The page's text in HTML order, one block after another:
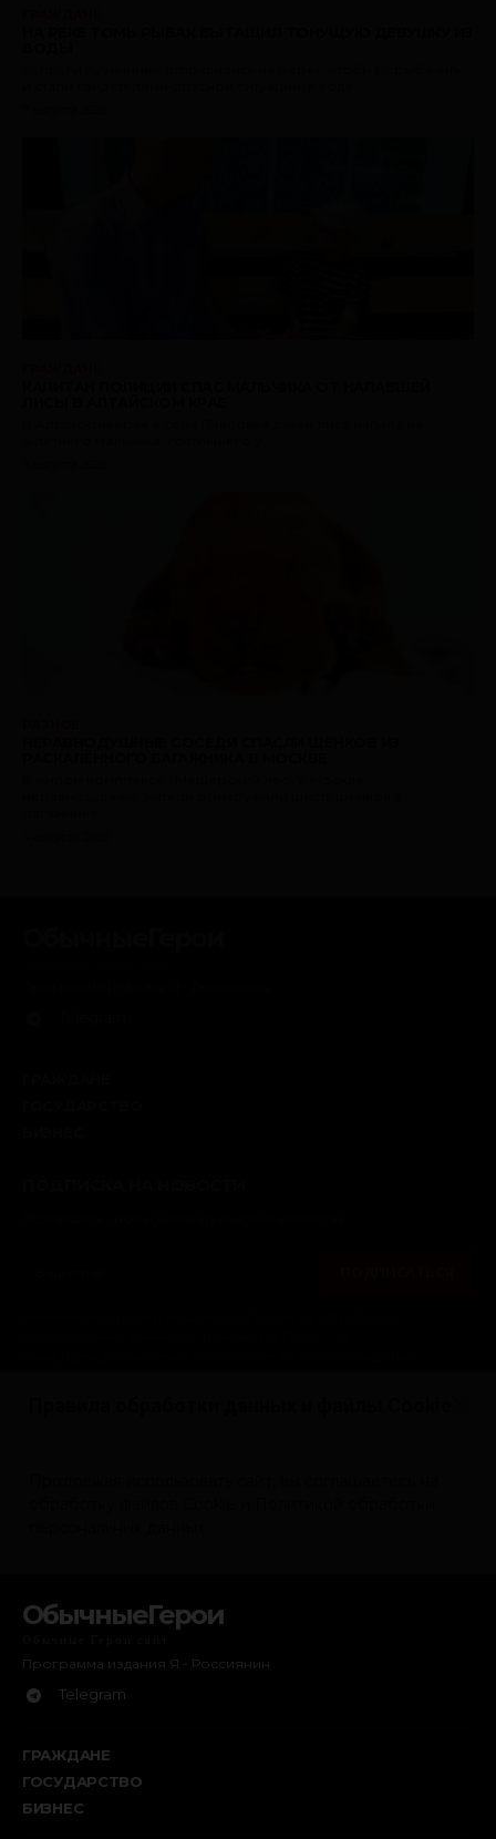
ОбычныеГерои
Программа издания Я - Россиянин
Telegram
ГРАЖДАНЕ
ГОСУДАРСТВО
БИЗНЕС